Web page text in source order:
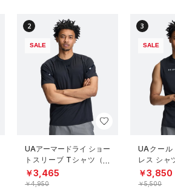
2
SALE
UAアーマードライ ショー
トスリーブ Tシャツ（ト
レーニング/MEN）
￥3,465
￥4,950
3
SALE
UAクール
レス シャ
グ/MEN）
￥3,850
￥5,500